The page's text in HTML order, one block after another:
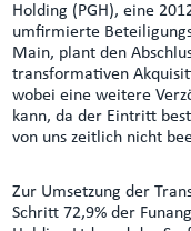
Holding (PGH), eine
umfirmierte
Main, plant den
transformativen
wobei eine weitere
kann, da der Eintritt
von uns zeitlich nicht
Zur Umsetzung der
Schritt 72,9% der